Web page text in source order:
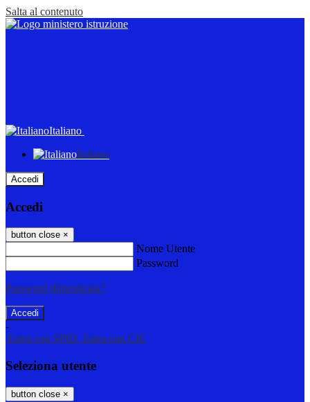
Salta al contenuto
Italiano
Italiano
Accedi
Accedi
button close ×
Nome Utente
Password
Password dimenticata?
-
Entra con SPID Entra con CIE
Seleziona utente
button close ×